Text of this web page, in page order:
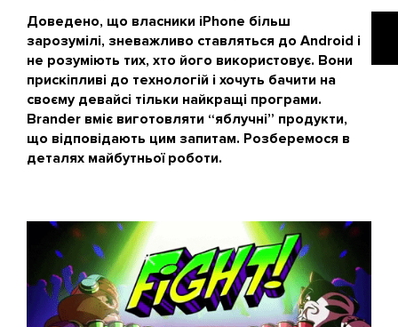
Доведено, що власники iPhone більш
зарозумілі, зневажливо ставляться до Android і
не розуміють тих, хто його використовує. Вони
прискіпливі до технологій і хочуть бачити на
своєму девайсі тільки найкращі програми.
Brander вміє виготовляти “яблучні” продукти,
що відповідають цим запитам. Розберемося в
деталях майбутньої роботи.